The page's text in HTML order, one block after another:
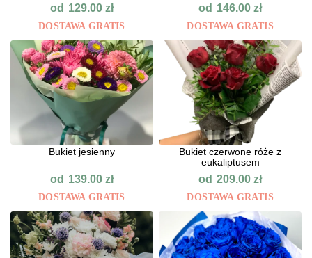
od 129.00 zł
DOSTAWA GRATIS
od 146.00zł
DOSTAWA GRATIS
Bukiet jesienny
od 139.00 zł
DOSTAWA GRATIS
Bukiet czerwone róże z
eukaliptusem
od 209.00zł
DOSTAWA GRATIS